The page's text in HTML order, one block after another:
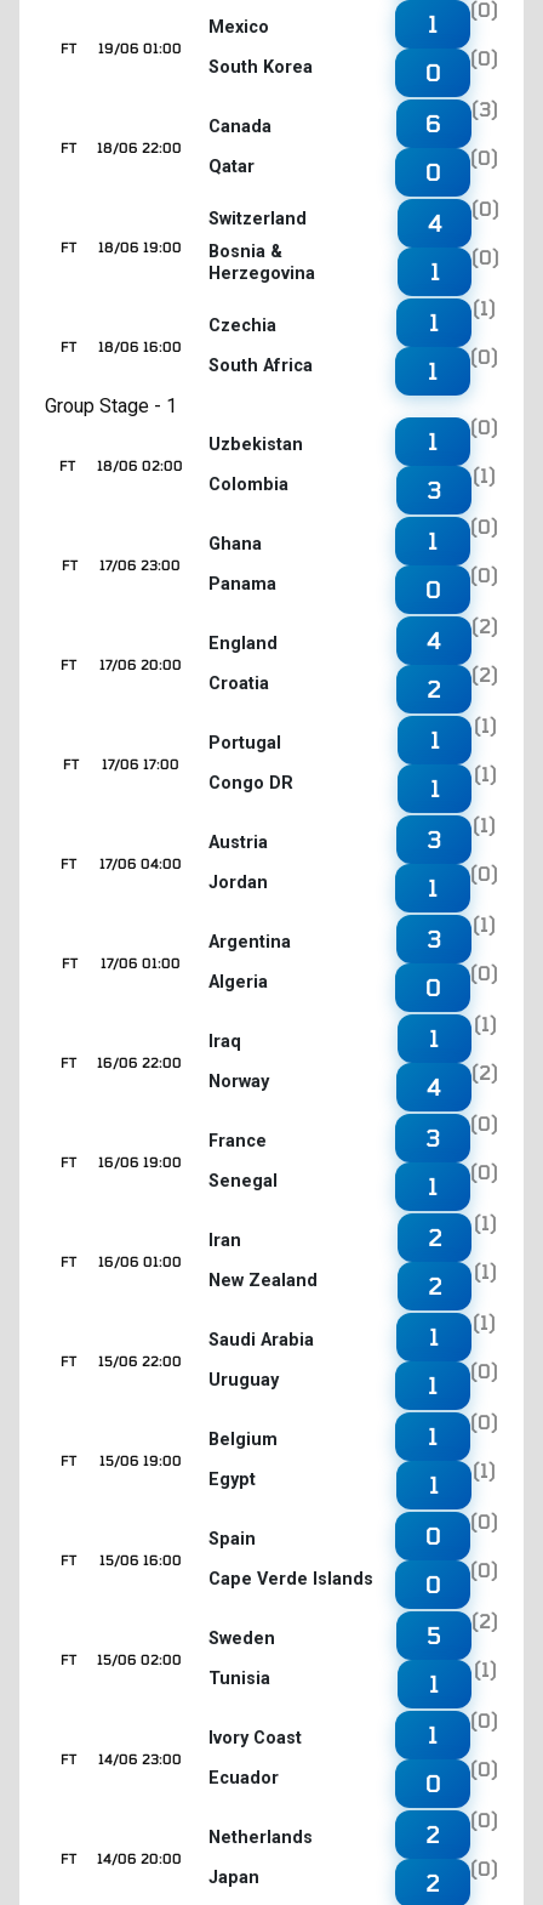
19/06 01:00
FT
Mexico
South Korea
1
(0)
0
(0)
18/06 22:00
FT
Canada
Qatar
6
(3)
0
(0)
18/06 19:00
FT
Switzerland
Bosnia &
Herzegovina
4
(0)
1
(0)
18/06 16:00
FT
Czechia
South Africa
1
(1)
1
(0)
Group Stage - 1
18/06 02:00
FT
Uzbekistan
Colombia
1
(0)
3
(1)
17/06 23:00
FT
Ghana
Panama
1
(0)
0
(0)
17/06 20:00
FT
England
Croatia
4
(2)
2
(2)
17/06 17:00
FT
Portugal
Congo DR
1
(1)
1
(1)
17/06 04:00
FT
Austria
Jordan
3
(1)
1
(0)
17/06 01:00
FT
Argentina
Algeria
3
(1)
0
(0)
16/06 22:00
FT
Iraq
Norway
1
(1)
4
(2)
16/06 19:00
FT
France
Senegal
3
(0)
1
(0)
16/06 01:00
FT
Iran
New Zealand
2
(1)
2
(1)
15/06 22:00
FT
Saudi Arabia
Uruguay
1
(1)
1
(0)
15/06 19:00
FT
Belgium
Egypt
1
(0)
1
(1)
15/06 16:00
FT
Spain
Cape Verde Islands
0
(0)
0
(0)
15/06 02:00
FT
Sweden
Tunisia
5
(2)
1
(1)
14/06 23:00
FT
Ivory Coast
Ecuador
1
(0)
0
(0)
14/06 20:00
FT
Netherlands
Japan
2
(0)
2
(0)